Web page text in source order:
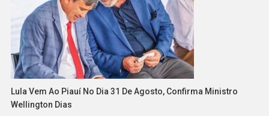
Lula Vem Ao Piauí No Dia 31 De Agosto, Confirma Ministro
Wellington Dias